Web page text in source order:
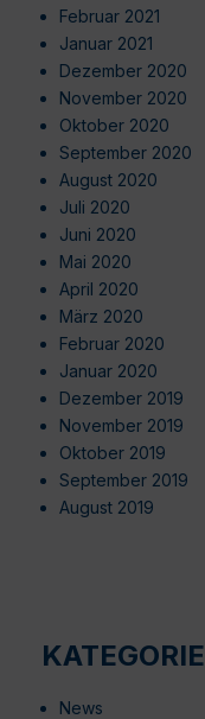
Februar 2021
Januar 2021
Dezember 2020
November 2020
Oktober 2020
September 2020
August 2020
Juli 2020
Juni 2020
Mai 2020
April 2020
März 2020
Februar 2020
Januar 2020
Dezember 2019
November 2019
Oktober 2019
September 2019
August 2019
KATEGORIE
News